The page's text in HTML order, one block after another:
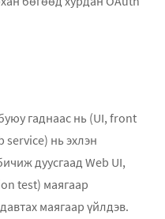
гаднаас нь (UI, front
нь эхлэн
дуусгаад Web UI,
test) маягаар
маягаар үйлдэв.